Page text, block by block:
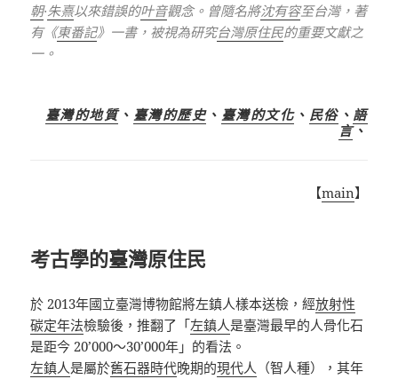
朝·朱熹以來錯誤的叶音觀念。曾隨名將沈有容至台灣，著
有《東番記》一書，被視為研究台灣原住民的重要文獻之
一。
臺灣的地質、 臺灣的歷史、 臺灣的文化、 民俗、 語
言、
【main】
考古學的臺灣原住民
於 2013年國立臺灣博物館將左鎮人樣本送檢，經放射性
碳定年法檢驗後，推翻了「左鎮人是臺灣最早的人骨化石
是距今 20’000～30’000年」的看法。
左鎮人是屬於舊石器時代晚期的現代人 （智人種），其年